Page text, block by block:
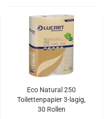
Eco Natural 250
Toilettenpapier 3-lagig,
30 Rollen